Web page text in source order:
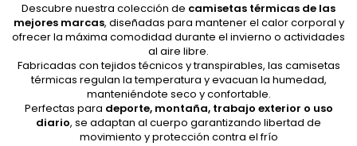
Descubre nuestra colección de camisetas térmicas de las
mejores marcas, diseñadas para mantener el calor corporal y
ofrecer la máxima comodidad durante el invierno o actividades
al aire libre.
Fabricadas con tejidos técnicos y transpirables, las camisetas
térmicas regulan la temperatura y evacuan la humedad,
manteniéndote seco y confortable.
Perfectas para deporte, montaña, trabajo exterior o uso
diario, se adaptan al cuerpo garantizando libertad de
movimiento y protección contra el frío